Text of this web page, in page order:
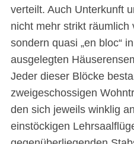
verteilt. Auch Unterkunft
nicht mehr strikt räumlich
sondern quasi „en bloc“
ausgelegten
Jeder dieser Blöcke
zweigeschossigen
den sich jeweils winklig
einstöckigen